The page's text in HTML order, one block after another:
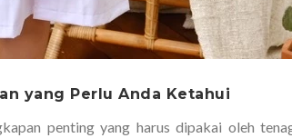
yang Perlu Anda Ketahui
penting yang harus dipakai oleh